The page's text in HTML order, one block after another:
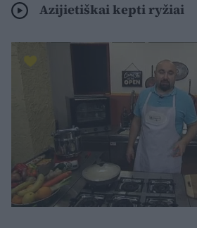
Azijietiškai kepti ryžiai